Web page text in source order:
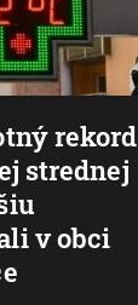
rekord
strednej
v obci